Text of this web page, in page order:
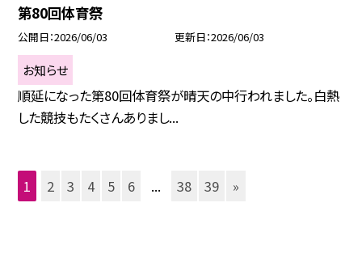
第80回体育祭
公開日 2026/06/03 更新日 2026/06/03
お知らせ
順延になった第80回体育祭が晴天の中行われました。白熱
した競技もたくさんありまし...
1 2 3 4 5 6 ... 38 39 »